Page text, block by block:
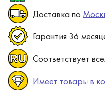
Доставка по
Гарантия 36
Соответствует
Имеет товары в